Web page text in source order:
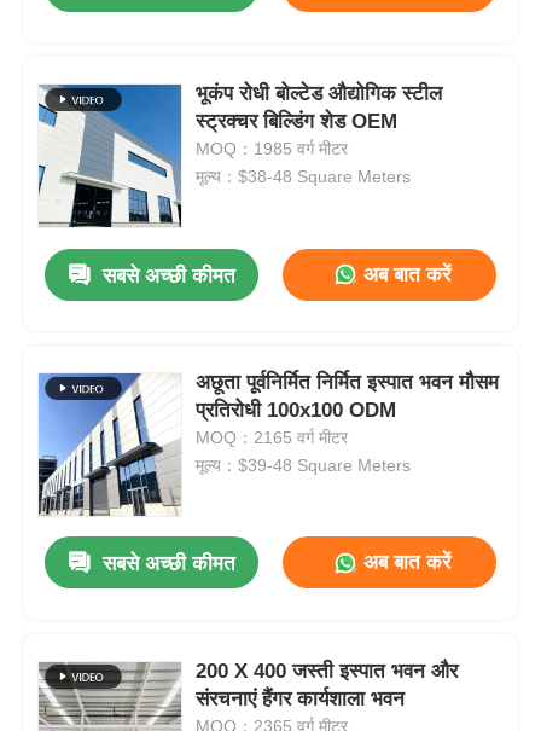
उत्पाद
वीडियो
हमारे बारे में
गुणवत्ता नियंत्रण
हमसे संपर्क करें
समाचार
एक बोली का अनुरोध
भूकंप रोधी बोल्टेड औद्योगिक स्टील
स्ट्रक्चर बिल्डिंग शेड OEM
MOQ：1985 वर्ग मीटर
मूल्य：$38-48 Square Meters
सबसे अच्छी कीमत अब बात करें
अछूता पूर्वनिर्मित निर्मित इस्पात भवन मौसम
प्रतिरोधी 100x100 ODM
MOQ：2165 वर्ग मीटर
मूल्य：$39-48 Square Meters
सबसे अच्छी कीमत अब बात करें
200 X 400 जस्ती इस्पात भवन और
संरचनाएं हैंगर कार्यशाला भवन
MOQ：2365 वर्ग मीटर